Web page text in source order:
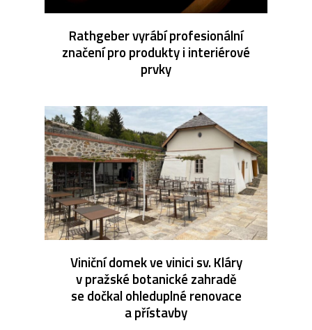
Rathgeber vyrábí profesionální
značení pro produkty i interiérové
prvky
Viniční domek ve vinici sv. Kláry
v pražské botanické zahradě
se dočkal ohleduplné renovace
a přístavby